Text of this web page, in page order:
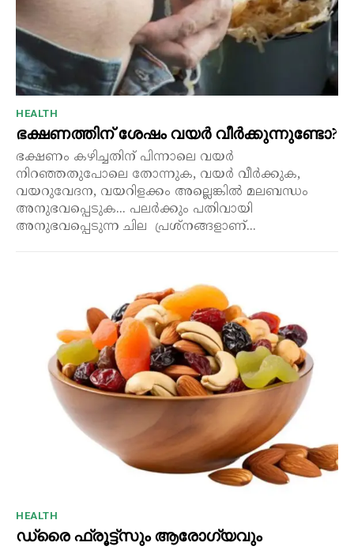
HEALTH
ഭക്ഷണത്തിന് ശേഷം വയർ വീർക്കുന്നുണ്ടോ?
ഭക്ഷണം കഴിച്ചതിന് പിന്നാലെ വയർ
നിറഞ്ഞതുപോലെ തോന്നുക, വയർ വീർക്കുക,
വയറുവേദന, വയറിളക്കം അല്ലെങ്കിൽ മലബന്ധം
അനുഭവപ്പെടുക... പലർക്കും പതിവായി
അനുഭവപ്പെടുന്ന ചില പ്രശ്നങ്ങളാണ്...
HEALTH
ഡ്രൈ ഫ്രൂട്ട്‌സും ആരോഗ്യവും